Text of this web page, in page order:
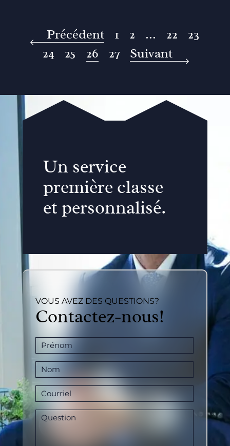
Précédent 1 2 ... 22
23
24
25 26 27 Suivant
Un service
première classe
et personnalisé.
VOUS AVEZ DES QUESTIONS?
Contactez-nous!